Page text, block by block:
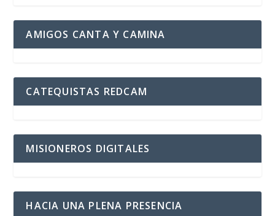
AMIGOS CANTA Y CAMINA
CATEQUISTAS REDCAM
MISIONEROS DIGITALES
HACIA UNA PLENA PRESENCIA